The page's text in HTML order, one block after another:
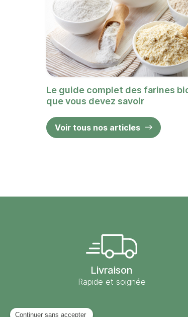
Le guide complet des farines
que vous devez savoir
Voir tous nos articles
Livraison
Rapide et soignée